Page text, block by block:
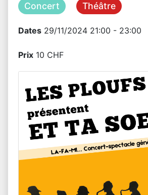
Concert Théâtre
Dates 29/11/2024 21:00 - 23:00
Prix 10 CHF